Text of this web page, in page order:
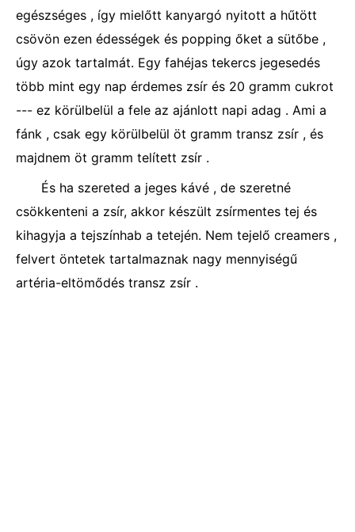
egészséges , így mielőtt kanyargó nyitott a hűtött
csövön ezen édességek és popping őket a sütőbe ,
úgy azok tartalmát. Egy fahéjas tekercs jegesedés
több mint egy nap érdemes zsír és 20 gramm cukrot
--- ez körülbelül a fele az ajánlott napi adag . Ami a
fánk , csak egy körülbelül öt gramm transz zsír , és
majdnem öt gramm telített zsír .
És ha szereted a jeges kávé , de szeretné
csökkenteni a zsír, akkor készült zsírmentes tej és
kihagyja a tejszínhab a tetején. Nem tejelő creamers ,
felvert öntetek tartalmaznak nagy mennyiségű
artéria-eltömődés transz zsír .